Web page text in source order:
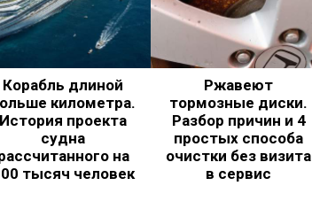
Корабль длиной
километра.
История проекта
судна
на
тысяч человек
Ржавеют
тормозные диски.
Разбор причин и 4
простых способа
очистки без визита
в сервис